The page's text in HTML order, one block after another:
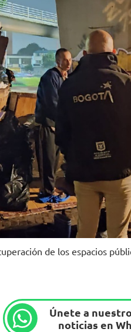
de los espacios
Únete a
noticias en